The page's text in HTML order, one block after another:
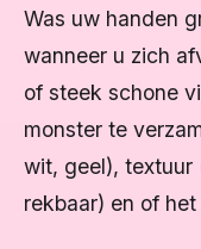
Was uw handen
wanneer u zich
of steek schone
monster te
wit, geel), textuur
rekbaar) en of